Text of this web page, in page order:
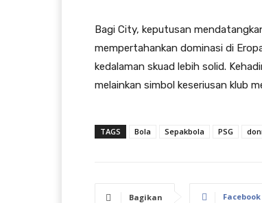
Bagi City, keputusan
mempertahankan dominasi di
kedalaman skuad lebih solid.
melainkan simbol keseriusan klub
TAGS Bola Sepakbola PSG
Bagikan Facebook